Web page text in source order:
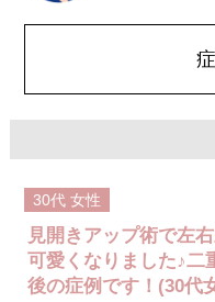
アドバンス 2箇所217,800円(税
アペックス シングル437,800円
シークレットアイズシングル
施術名：黒目見開きアップ術
元の開きを良くします。皮膚
的少ないのが特長です。
施術時間：約15〜20分程
リスク、副作用：術後には、
（目がごろごろするような違
す。また、稀ではありますが
や不整、縫合糸の露出、結膜
30代 女性
見開きアップ術で左
可愛くなりました♪二
後の症例です！(30代